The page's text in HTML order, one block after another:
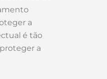
a
é tão
a